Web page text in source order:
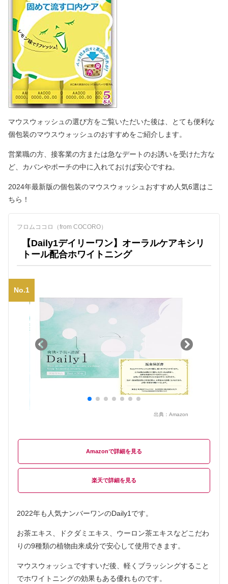
マウスウォッシュの選び方をご覧いただいた後は、とても便利な
個包装のマウスウォッシュのおすすめをご紹介します。
営業職の方、接客業の方または急なデートのお誘いを受けた方な
ど、カバンやポーチの中に入れておけば安心ですね。
2024年最新版の個包装のマウスウォッシュおすすめ人気6選はこ
ちら！
フロムココロ（from COCORO）
【Daily1デイリーワン】オーラルケアキシリ
トール配合ホワイトニング
No.1
出典： Amazon
Amazon
楽天
2022年も人気ナンバーワンのDaily1です。
お茶エキス、ドクダミエキス、ウーロン茶エキスなどこだわ
りの9種類の植物由来成分で安心して使用できます。
マウスウォッシュですすいだ後、軽くブラッシングすること
でホワイトニングの効果もある優れものです。